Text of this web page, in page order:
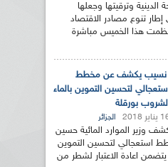
وترقيتها وجعلها
تنوع مصادر الاقتصاد
هذا الخميس مباشرة
نسيب يكشف عن مخطط
لتحسين التموين بالماء
بورقلة
2018 الجزائر
وزير الموارد المائية حسين
استعجالي لتحسين التموين
يتضمن اعادة الاعتبار لشطر من